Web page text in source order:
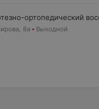
ортопедический
8а Выходной